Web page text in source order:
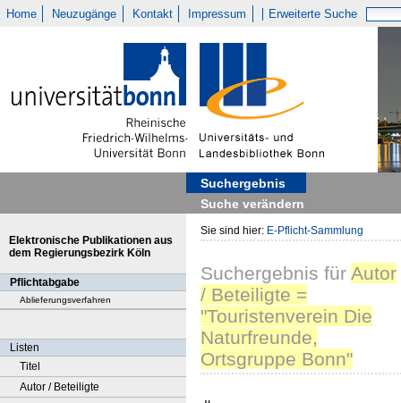
Home Neuzugänge Kontakt Impressum Erweiterte Suche
Suchergebnis
Suche verändern
Elektronische Publikationen aus
dem Regierungsbezirk Köln
Pflichtabgabe
Ablieferungsverfahren
Listen
Titel
Autor / Beteiligte
Sie sind hier: E-Pflicht-Sammlung
Suchergebnis für Autor
/ Beteiligte =
"Touristenverein Die
Naturfreunde,
Ortsgruppe Bonn"